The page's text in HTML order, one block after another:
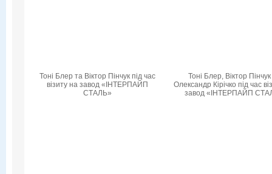
Тоні Блер та Віктор Пінчук під час
візиту на завод «ІНТЕРПАЙП
СТАЛЬ»
Тоні Блер, Віктор
Олександр Кірічко під час
завод «ІНТЕРПАЙП